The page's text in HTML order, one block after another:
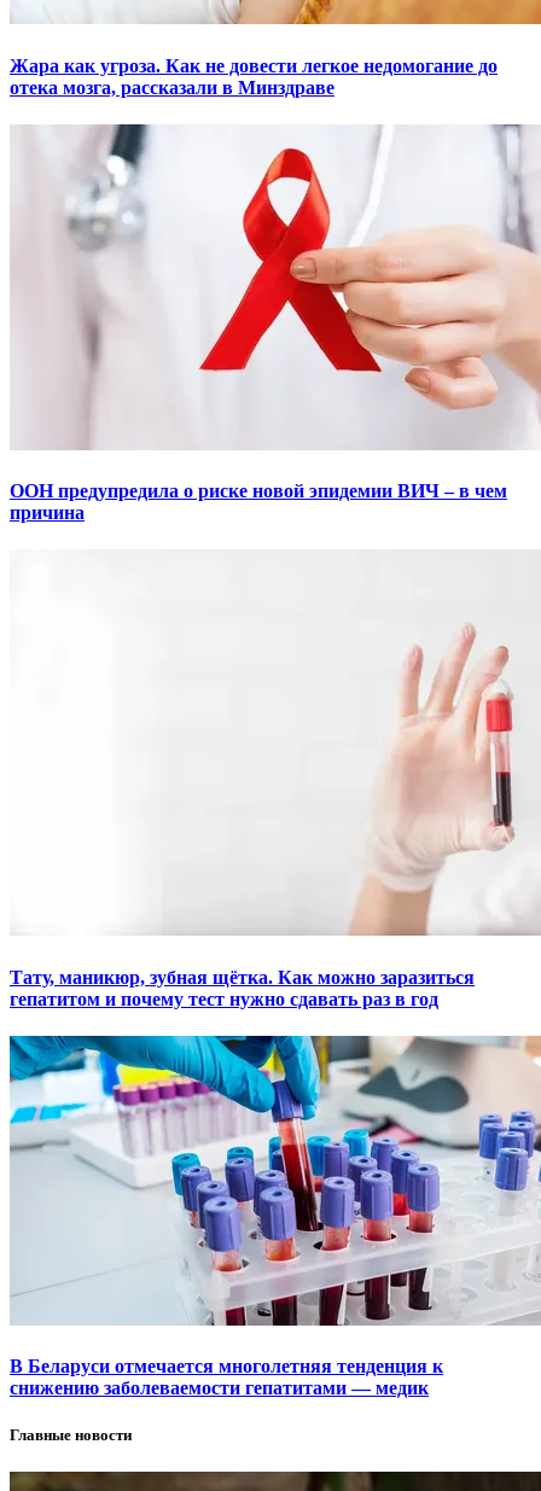
Жара как угроза. Как не довести легкое недомогание до
отека мозга, рассказали в Минздраве
ООН предупредила о риске новой эпидемии ВИЧ – в чем
причина
Тату, маникюр, зубная щётка. Как можно заразиться
гепатитом и почему тест нужно сдавать раз в год
В Беларуси отмечается многолетняя тенденция к
снижению заболеваемости гепатитами — медик
Главные новости